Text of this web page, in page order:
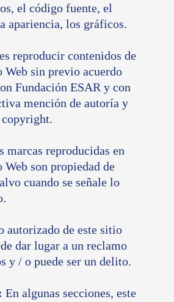
el código fuente, el
apariencia, los gráficos.
reproducir contenidos de
Web sin previo acuerdo
Fundación ESAR y con
mención de autoría y
marcas reproducidas en
Web son propiedad de
cuando se señale lo
autorizado de este sitio
dar lugar a un reclamo
y / o puede ser un delito.
En algunas secciones, este